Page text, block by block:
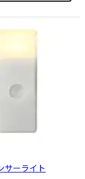
サーライト